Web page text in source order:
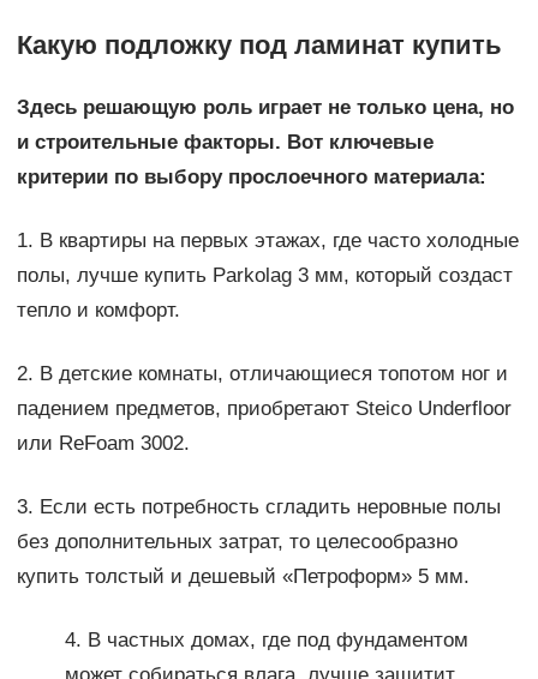
Какую подложку под ламинат купить
Здесь решающую роль играет не только цена, но
и строительные факторы. Вот ключевые
критерии по выбору прослоечного материала:
1. В квартиры на первых этажах, где часто холодные
полы, лучше купить Parkolag 3 мм, который создаст
тепло и комфорт.
2. В детские комнаты, отличающиеся топотом ног и
падением предметов, приобретают Steico Underfloor
или ReFoam 3002.
3. Если есть потребность сгладить неровные полы
без дополнительных затрат, то целесообразно
купить толстый и дешевый «Петроформ» 5 мм.
4. В частных домах, где под фундаментом